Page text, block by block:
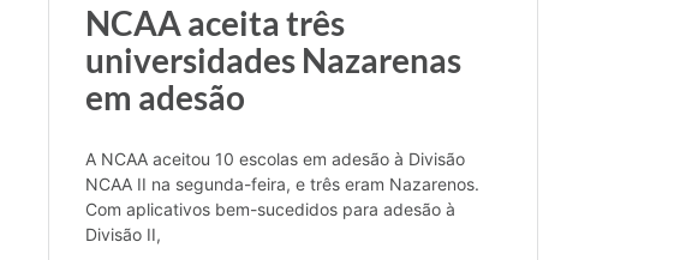
NCAA aceita três
universidades Nazarenas
em adesão
A NCAA aceitou 10 escolas em adesão à Divisão
NCAA II na segunda-feira, e três eram Nazarenos.
Com aplicativos bem-sucedidos para adesão à
Divisão II,